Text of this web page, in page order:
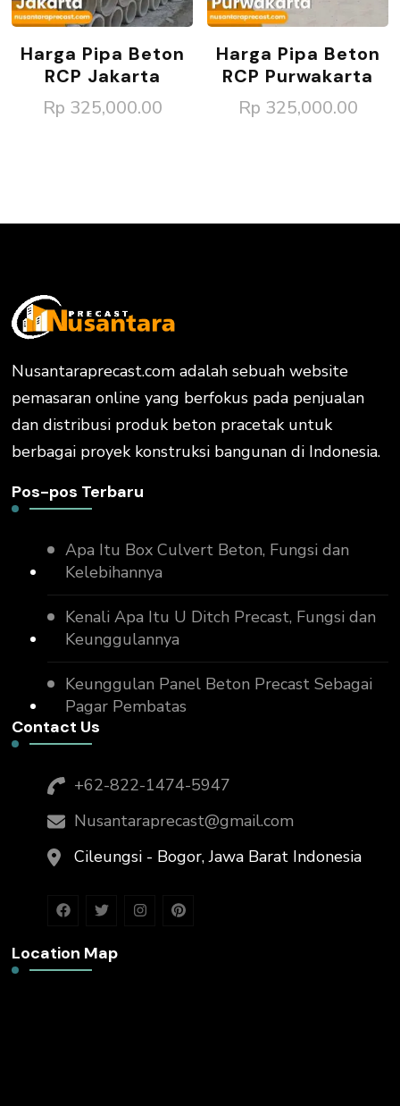
Harga Pipa Beton
RCP Jakarta
Rp 325,000.00
Harga Pipa Beton
RCP Purwakarta
Rp 325,000.00
Nusantaraprecast.com adalah sebuah website
pemasaran online yang berfokus pada penjualan
dan distribusi produk beton pracetak untuk
berbagai proyek konstruksi bangunan di Indonesia.
Pos-pos Terbaru
Apa Itu Box Culvert Beton, Fungsi dan
Kelebihannya
Kenali Apa Itu U Ditch Precast, Fungsi dan
Keunggulannya
Keunggulan Panel Beton Precast Sebagai
Pagar Pembatas
Contact Us
+62-822-1474-5947
Nusantaraprecast@gmail.com
Cileungsi - Bogor, Jawa Barat Indonesia
Location Map